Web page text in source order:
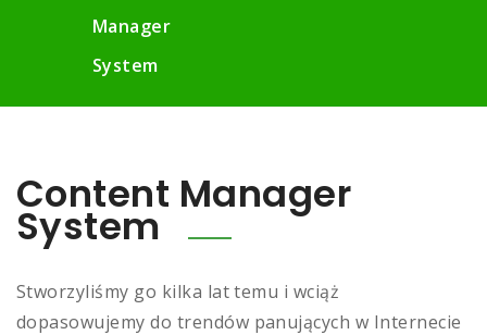
Manager
System
Content Manager
System
Stworzyliśmy go kilka lat temu i wciąż
dopasowujemy do trendów panujących w Internecie